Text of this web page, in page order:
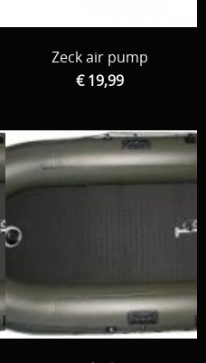
Zeck air pump
€ 19,99